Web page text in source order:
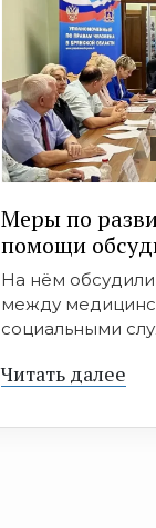
Меры по
помощи
На нём
между
социальными
Читать далее